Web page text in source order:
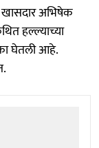
अभिषेक
हल्ल्याच्या
घेतली आहे.